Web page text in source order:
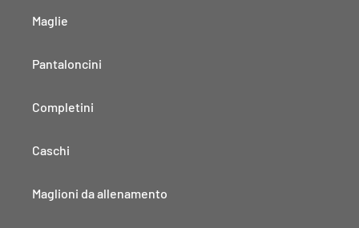
Maglie
Pantaloncini
Completini
Caschi
Maglioni da allenamento